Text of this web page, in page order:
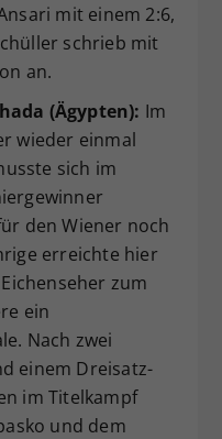
mit einem 2:6,
schrieb mit
an.
(Ägypten): Im
wieder einmal
sich im
den Wiener noch
erreichte hier
zum
ein
Nach zwei
einem Dreisatz-
im Titelkampf
und dem